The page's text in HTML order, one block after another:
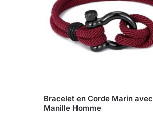
Bracelet en Corde Marin avec
Manille Homme